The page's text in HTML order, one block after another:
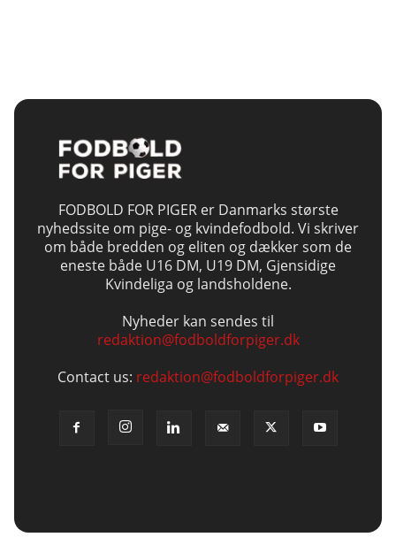
FODBOLD FOR PIGER er Danmarks største
nyhedssite om pige- og kvindefodbold. Vi skriver
om både bredden og eliten og dækker som de
eneste både U16 DM, U19 DM, Gjensidige
Kvindeliga og landsholdene.
Nyheder kan sendes til
redaktion@fodboldforpiger.dk
Contact us: redaktion@fodboldforpiger.dk